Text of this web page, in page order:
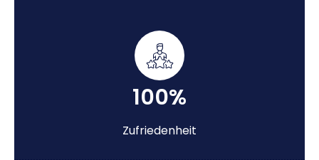
100%
Zufriedenheit